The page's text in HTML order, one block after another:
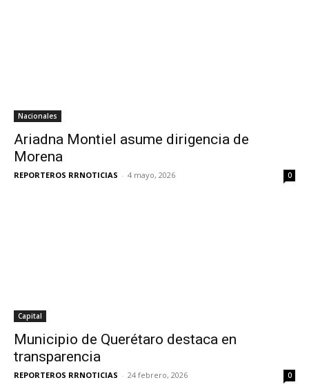
Nacionales
Ariadna Montiel asume dirigencia de
Morena
REPORTEROS RRNOTICIAS - 4 mayo, 2026 0
Capital
Municipio de Querétaro destaca en
transparencia
REPORTEROS RRNOTICIAS - 24 febrero, 2026 0